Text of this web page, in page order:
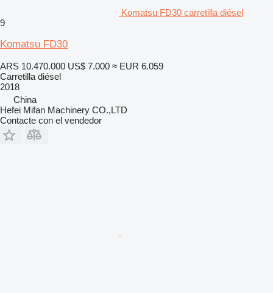
Komatsu FD30 carretilla diésel
9
Komatsu FD30
ARS 10.470.000 US$ 7.000 ≈ EUR 6.059
Carretilla diésel
2018
China
Hefei Mifan Machinery CO.,LTD
Contacte con el vendedor